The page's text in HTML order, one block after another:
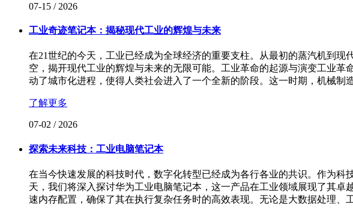
07-15 / 2026
工业奇迹笔记本：揭秘现代工业的辉煌与未来
在21世纪的今天，工业已经成为全球经济的重要支柱。从最初的蒸汽机到
空，揭开现代工业的辉煌与未来的无限可能。工业革命的起源与演变工业
动了城市化进程，使得人类社会进入了一个全新的阶段。这一时期，机械制
了解更多
07-02 / 2026
探索未来科技：工业电脑笔记本
在当今快速发展的科技时代，数字化转型已经成为各行各业的共识。作为
天，我们将深入探讨华为工业电脑笔记本，这一产品在工业领域展现了其
速内存配置，确保了其在执行复杂任务时的高效表现。无论是大数据处理、